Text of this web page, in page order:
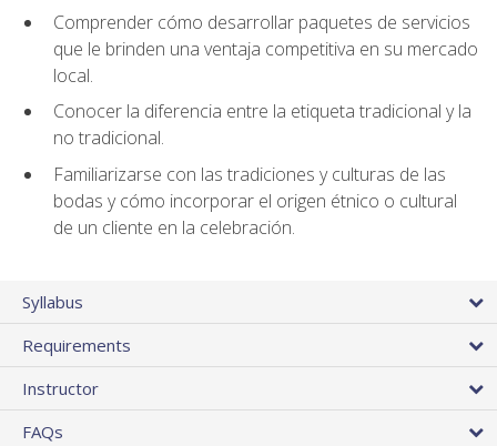
Comprender cómo desarrollar paquetes de servicios
que le brinden una ventaja competitiva en su mercado
local.
Conocer la diferencia entre la etiqueta tradicional y la
no tradicional.
Familiarizarse con las tradiciones y culturas de las
bodas y cómo incorporar el origen étnico o cultural
de un cliente en la celebración.
Syllabus
Requirements
Instructor
FAQs